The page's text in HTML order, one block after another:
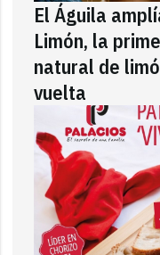
El Águila
Limón, la
natural de
vuelta